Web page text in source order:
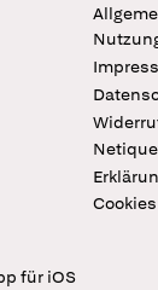
für iOS